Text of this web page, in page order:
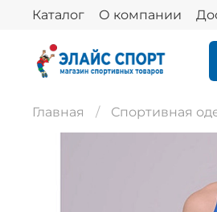
Каталог О компании
Главная Спортивная